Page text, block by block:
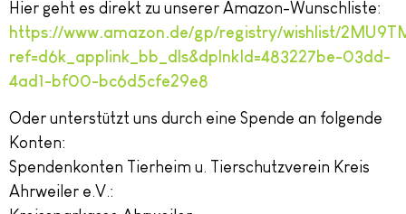
Hier geht es direkt zu unserer Amazon-Wunschliste:
https://www.amazon.de/gp/registry/wishlist/
ref=d6k_applink_bb_dls&dplnkId=483227be-03dd-
4ad1-bf00-bc6d5cfe29e8
Oder unterstützt uns durch eine Spende an folgende
Konten:
Spendenkonten Tierheim u. Tierschutzverein Kreis
Ahrweiler e.V.: